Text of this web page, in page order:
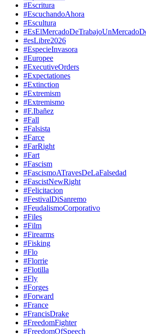
#Escritura
#EscuchandoAhora
#Escultura
#esLibre2026
#EspecieInvasora
#Europee
#ExecutiveOrders
#Expectationes
#Extinction
#Extremism
#Extremismo
#F.Ibañez
#Fall
#Falsista
#Farce
#FarRight
#Fart
#Fascism
#FascismoATravesDeLaFalsedad
#FascistNewRight
#Felicitacion
#FestivalDiSanremo
#FeudalismoCorporativo
#Files
#Film
#Firearms
#Fisking
#Flo
#Florrie
#Flotilla
#Fly
#Forges
#Forward
#France
#FrancisDrake
#FreedomFighter
#FreedomOfSpeech